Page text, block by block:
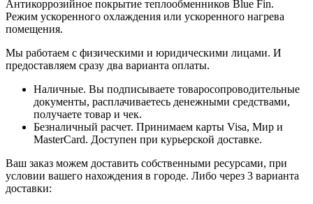
Антикоррозийное покрытие теплообменников Blue Fin.
Режим ускоренного охлаждения или ускоренного нагрева
помещения.
Мы работаем с физическими и юридическими лицами. И
предоставляем сразу два варианта оплаты.
Наличные. Вы подписываете товаросопроводительные
документы, расплачиваетесь денежными средствами,
получаете товар и чек.
Безналичный расчет. Принимаем карты Visa, Мир и
MasterCard. Доступен при курьерской доставке.
Ваш заказ можем доставить собственными ресурсами, при
условии вашего нахождения в городе. Либо через 3 варианта
доставки: